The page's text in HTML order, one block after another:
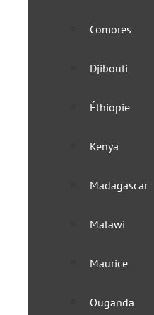
Comores
Djibouti
Éthiopie
Kenya
Madagascar
Malawi
Maurice
Ouganda